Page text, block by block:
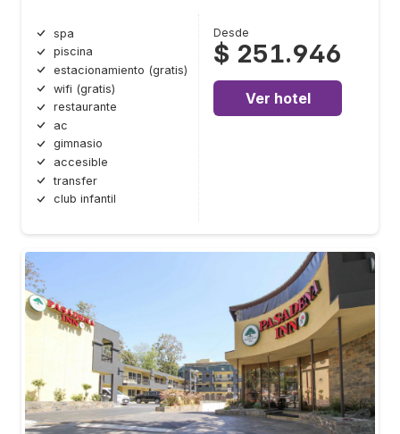
spa
piscina
estacionamiento (gratis)
wifi (gratis)
restaurante
ac
gimnasio
accesible
transfer
club infantil
Desde
$ 251.946
Ver hotel